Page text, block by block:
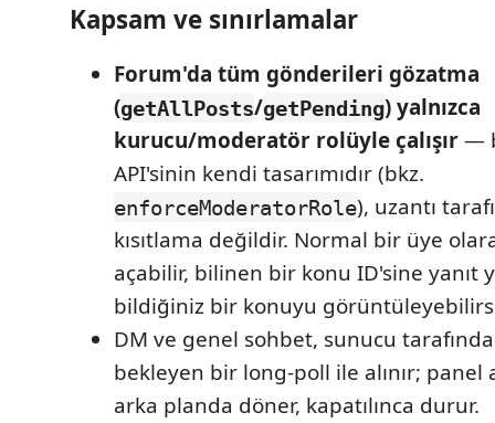
Kapsam ve sınırlamalar
Forum'da tüm gönderileri gözatma
(getAllPosts/getPending) yalnızca
kurucu/moderatör rolüyle çalışır—
API'sinin kendi tasarımıdır (bkz.
enforceModeratorRole), uzantı
kısıtlama değildir. Normal bir üye
açabilir, bilinen bir konu ID'sine yanıt
bildiğiniz bir konuyu
DM ve genel sohbet, sunucu
bekleyen bir long-poll ile alınır; panel
arka planda döner, kapatılınca durur.